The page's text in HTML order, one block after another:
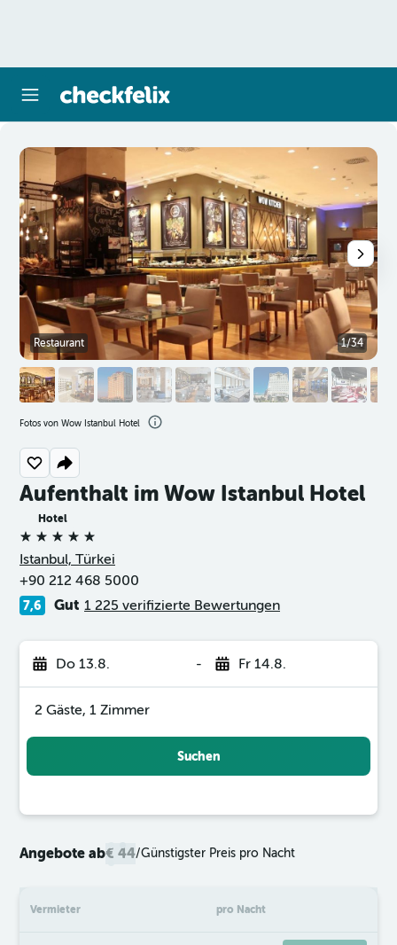
Aufenthalt im Wow Istanbul Hotel
Hotel
5 Sterne
Istanbul, Türkei
+90 212 468 5000
7,6 Gut 1 225 verifizierte Bewertungen
Do 13.8. - Fr 14.8.
2 Gäste, 1 Zimmer
Suchen
Angebote ab€ 44/Günstigster Preis pro Nacht
Vermieter pro Nacht
Restaurant 1/34
Fotos von Wow Istanbul Hotel